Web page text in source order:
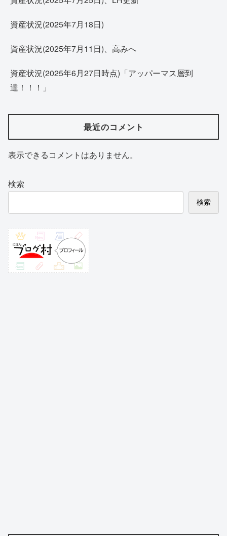
資産状況(2025年7月18日)
資産状況(2025年7月11日)、高みへ
資産状況(2025年6月27日時点)「アッパーマス層到
達！！！」
最近のコメント
表示できるコメントはありません。
検索
検索